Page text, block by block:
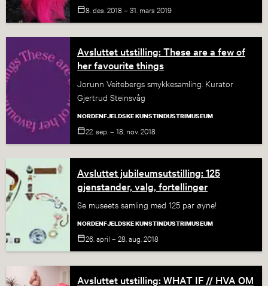
8. des. 2018 – 31. mars 2019
Avsluttet utstilling: These are a few of
her favourite things
Jorunn Veitebergs smykkesamling. Kurator
Gjertrud Steinsvåg
NORDENFJELDSKE KUNSTINDUSTRIMUSEUM
22. sep. – 18. nov. 2018
Avsluttet jubileumsutstilling: 125
gjenstander, valg, fortellinger
Se museets samling med 125 par øyne!
NORDENFJELDSKE KUNSTINDUSTRIMUSEUM
26. april – 28. aug. 2018
Avsluttet utstilling: WHAT IF // HVA OM